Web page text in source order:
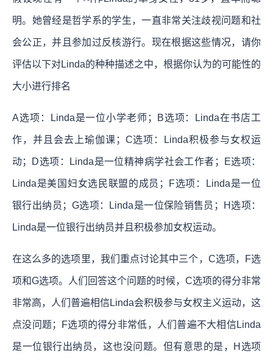
明。她曾经是哲学系的学生，一直非常关注歧视问题和社
会公正，并且参加过反核游行。现在根据这些情况，请你
评估以下对Linda的种种描述之中，根据你认为的可能性的
大小进行排名
A选项：Linda是一位小学老师；B选项：Linda在书店工
作，并且会去上瑜伽课；C选项：Linda积极参与女权运
动；D选项：Linda是一位精神病学社会工作者；E选项：
Linda是美国妇女选民联盟的成员；F选项：Linda是一位
银行出纳员；G选项：Linda是一位保险销售员；H选项：
Linda是一位银行出纳员并且积极参加女权运动。
在这么多的选项里，我们重点讨论其中三个，C选项，F选
项和G选项。人们回答这个问题的时候，C选项的得分非常
非常高，人们普遍相信Linda会积极参与女权主义运动，这
点没问题；F选项的得分非常低，人们普遍不大相信Linda
是一位银行出纳员，这也没问题。但有意思的是，H选项